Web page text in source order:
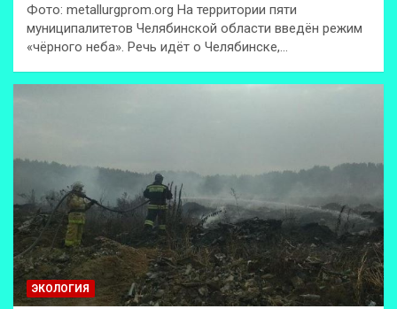
Фото: metallurgprom.org На территории пяти
муниципалитетов Челябинской области введён режим
«чёрного неба». Речь идёт о Челябинске,…
ЭКОЛОГИЯ